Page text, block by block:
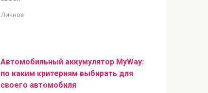
Личное
Автомобильный аккумулятор MyWay:
по каким критериям выбирать для
своего автомобиля